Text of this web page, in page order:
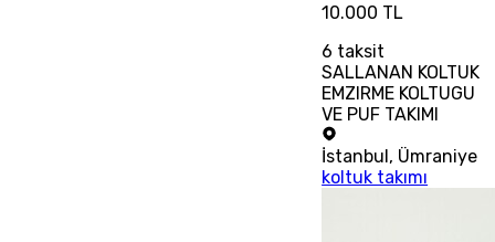
10.000 TL
6 taksit
SALLANAN KOLTUK
EMZIRME KOLTUGU
VE PUF TAKIMI
İstanbul , Ümraniye
koltuk takımı